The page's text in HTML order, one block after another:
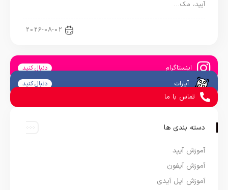
آیپد، مک…
2026-08-02
اینستاگرام دنبال کنید
آپارات دنبال کنید
تماس با ما
دسته بندی ها
آموزش آیپد
آموزش آیفون
آموزش اپل آیدی